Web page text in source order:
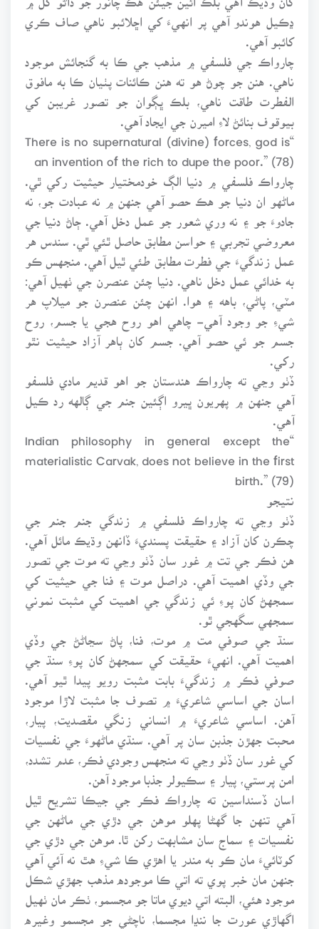
ڍڪيل هوندو آهي پر انهيءَ کي اڇلائبو ناهي صاف ڪري
کائبو آهي.
چارواڪ جي فلسفي ۾ مذهب جي ڪا به گنجائش موجود
ناهي. هنن جو چوڻ هو ته هنن ڪائنات پٺيان ڪا به مافوق
الفطرت طاقت ناهي، بلڪ ڀڳوان جو تصور غريبن کي
بيوقوف بنائڻ لاءِ اميرن جي ايجاد آهي.
“There is no supernatural (divine) forces, god is
an invention of the rich to dupe the poor.” (78)
چارواڪ فلسفي ۾ دنيا الڳ خودمختيار حيثيت رکي ٿي.
ماڻهو ان دنيا جو هڪ حصو آهي جنهن ۾ نه عبادت جو، نه
جادوءَ جو ۽ نه وري شعور جو عمل دخل آهي. ڄاڻ دنيا جي
معروضي تجربي ۽ حواسن مطابق حاصل ٿئي ٿي. سندس هر
عمل زندگيءَ جي فطرت مطابق طئي ٿيل آهي. منجهس ڪو
به خدائي عمل دخل ناهي. دنيا چئن عنصرن جي ٺهيل آهي:
مٽي، پاڻي، باهه ۽ هوا. انهن چئن عنصرن جو ميلاپ هر
شيءِ جو وجود آهي- چاهي اهو روح هجي يا جسم، روح
جسم جو ئي حصو آهي. جسم کان ٻاهر آزاد حيثيت نٿو
رکي.
ڏٺو وڃي ته چارواڪ هندستان جو اهو قديم مادي فلسفو
آهي جنهن ۾ پهريون ڀيرو اڳئين جنم جي ڳالهه رد ڪيل
آهي.
materialistic Carvak, does not believe in the first
birth.” (79)
ڏٺو وڃي ته چارواڪ فلسفي ۾ زندگي جنم جنم جي
چڪرن کان آزاد ۽ حقيقت پسنديءَ ڏانهن وڌيڪ مائل آهي.
هن فڪر جي تت ۾ غور سان ڏٺو وڃي ته موت جي تصور
جي وڏي اهميت آهي. دراصل موت ۽ فنا جي حيثيت کي
سمجهڻ کان پوءِ ئي زندگي جي اهميت کي مثبت نموني
سمجهي سگهجي ٿو.
سنڌ جي صوفي مت ۾ موت، فنا، پاڻ سڃاڻڻ جي وڏي
اهميت آهي. انهيءَ حقيقت کي سمجهڻ کان پوءِ سنڌ جي
صوفي فڪر ۾ زندگيءَ بابت مثبت رويو پيدا ٿيو آهي.
اسان جي اساسي شاعريءَ ۾ تصوف جا مثبت لاڙا موجود
آهن. اساسي شاعريءَ ۾ انساني زنگي مقصديت، پيار،
محبت جهڙن جذبن سان پر آهي. سنڌي ماڻهوءَ جي نفسيات
کي غور سان ڏٺو وڃي ته منجهس وجودي فڪر، عدم تشدد،
امن پرستي، پيار ۽ سڪيولر جذبا موجود آهن.
اسان ڏسنداسين ته چارواڪ فڪر جي جيڪا تشريح ٿيل
آهي تنهن جا گهڻا پهلو موهن جي دڙي جي ماڻهن جي
نفسيات ۽ سماج سان مشابهت رکن ٿا. موهن جي دڙي جي
کوٽائيءَ مان ڪو به مندر يا اهڙي ڪا شيءِ هٿ نه آئي آهي
جنهن مان خبر پوي ته اتي ڪا موجوده مذهب جهڙي شڪل
موجود هئي، البته اتي ديوي ماتا جو مجسمو، ٺڪر مان ٺهيل
اگهاڙي عورت جا ننڍا مجسما، ناچڻي جو مجسمو وغيره